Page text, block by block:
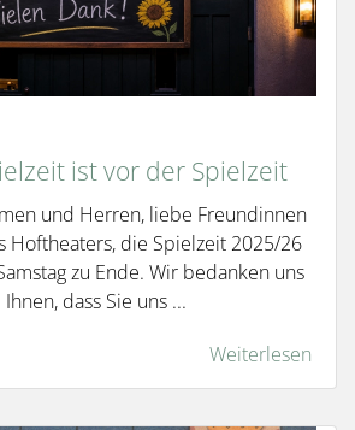
ist vor der Spielzeit
und Herren, liebe Freundinnen
Hoftheaters, die Spielzeit 2025/26
zu Ende. Wir bedanken uns
dass Sie uns ...
Weiterlesen